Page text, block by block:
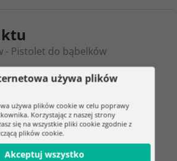
- Pistolet do bąbelków
8
klientów już kupiło
używa plików
używa plików cookie w celu poprawy
Korzystając z naszej strony
się na wszystkie pliki cookie zgodnie z
plików cookie.
Akceptuj wszystko